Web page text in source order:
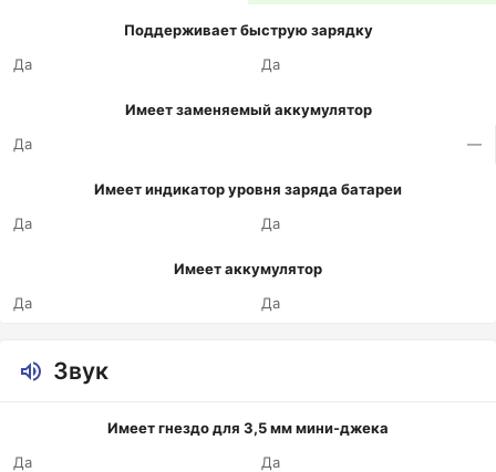
Поддерживает быструю зарядку
Да
Да
Имеет заменяемый аккумулятор
Да
—
Имеет индикатор уровня заряда батареи
Да
Да
Имеет аккумулятор
Да
Да
Звук
Имеет гнездо для 3,5 мм мини-джека
Да
Да